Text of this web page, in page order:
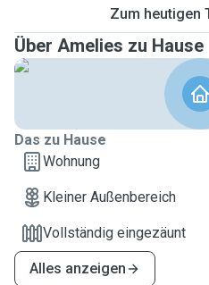
Zum heutigen
Über Amelies zu Hause
Das zu Hause
Wohnung
Kleiner Außenbereich
Vollständig eingezäunt
Alles anzeigen